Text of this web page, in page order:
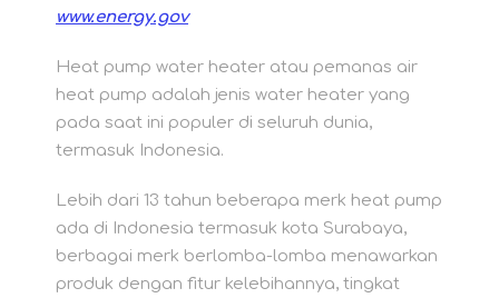
www.energy.gov
Heat pump water heater atau pemanas air
heat pump adalah jenis water heater yang
pada saat ini populer di seluruh dunia,
termasuk Indonesia.
Lebih dari 13 tahun beberapa merk heat pump
ada di Indonesia termasuk kota Surabaya,
berbagai merk berlomba-lomba menawarkan
produk dengan fitur kelebihannya, tingkat